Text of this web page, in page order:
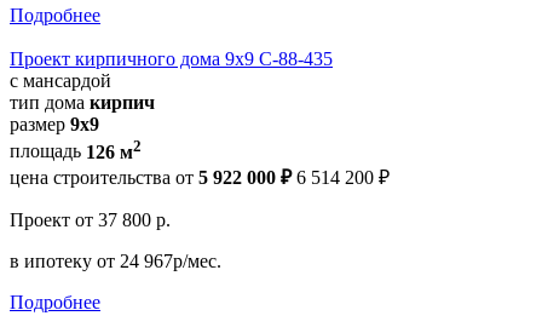
Подробнее
Проект кирпичного дома 9х9 С-88-435
с мансардой
тип дома кирпич
размер 9х9
площадь 126 м2
цена строительства от 5 922 000 ₽ 6 514 200 ₽
Проект от 37 800 р.
в ипотеку от 24 967р/мес.
Подробнее